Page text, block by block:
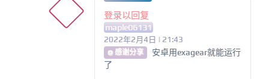
登录以回复
maple06131
2022年2月4日 | 21:43
@ 感谢分享
安卓用exagear就能运行
了